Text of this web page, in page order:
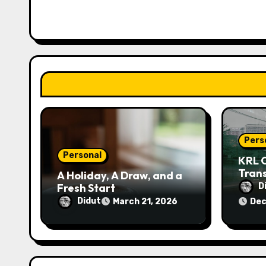
g
a
t
i
Personal
A Holiday, A Draw, and a
Fresh Start
Didut March 21, 2026
KRL